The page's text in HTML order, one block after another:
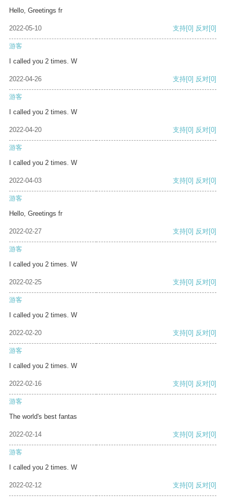
Hello, Greetings fr
2022-05-10 支持[0] 反对[0]
游客
I called you 2 times. W
2022-04-26 支持[0] 反对[0]
游客
I called you 2 times. W
2022-04-20 支持[0] 反对[0]
游客
I called you 2 times. W
2022-04-03 支持[0] 反对[0]
游客
Hello, Greetings fr
2022-02-27 支持[0] 反对[0]
游客
I called you 2 times. W
2022-02-25 支持[0] 反对[0]
游客
I called you 2 times. W
2022-02-20 支持[0] 反对[0]
游客
I called you 2 times. W
2022-02-16 支持[0] 反对[0]
游客
The world's best fantas
2022-02-14 支持[0] 反对[0]
游客
I called you 2 times. W
2022-02-12 支持[0] 反对[0]